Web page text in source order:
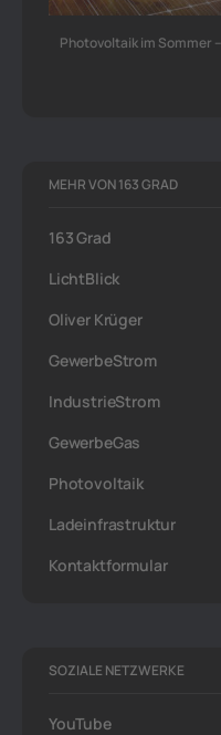
Photovoltaik im Sommer
MEHR VON 163 GRAD
163 Grad
LichtBlick
Oliver Krüger
GewerbeStrom
IndustrieStrom
GewerbeGas
Photovoltaik
Ladeinfrastruktur
Kontaktformular
SOZIALE NETZWERKE
YouTube